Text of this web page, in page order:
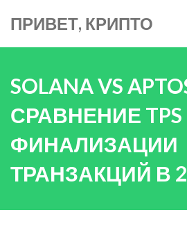
ПРИВЕТ, КРИПТО
SOLANA VS
СРАВНЕНИЕ TPS
ФИНАЛИЗАЦИИ
ТРАНЗАКЦИЙ В